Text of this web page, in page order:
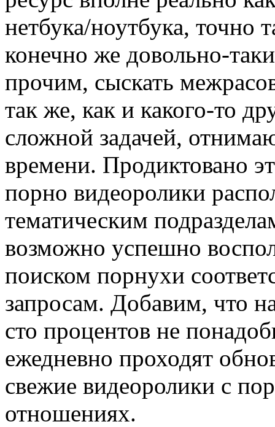
нетбука/ноутбука, точно
конечно же довольно-
прочим, сыскать
так же, как и какого-то
сложной задачей,
времени. Продиктовано
порно видеоролики
тематическим
возможно успешно
поиском порнухи
запросам. Добавим, что
сто процентов не
ежедневно проходят
свежие видеоролики с
отношениях.